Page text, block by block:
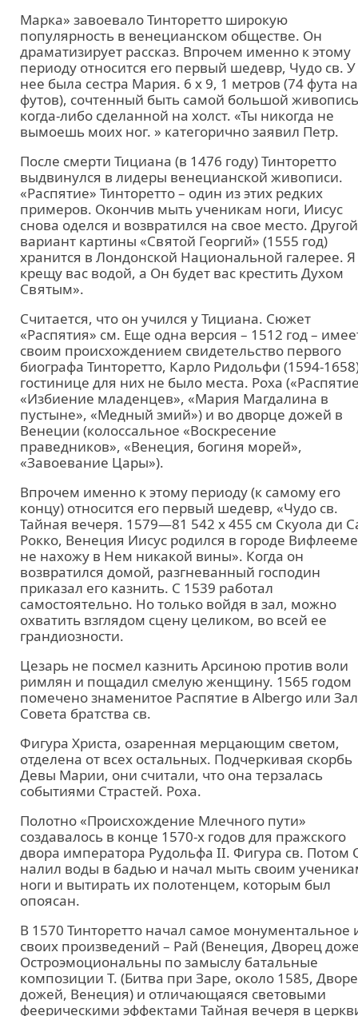
Марка» завоевало Тинторетто широкую
популярность в венецианском обществе. Он
драматизирует рассказ. Впрочем именно к этому
периоду относится его первый шедевр, Чудо св. У
нее была сестра Мария. 6 x 9, 1 метров (74 фута
футов), сочтенный быть самой большой
когда-либо сделанной на холст. «Ты никогда не
вымоешь моих ног. » категорично заявил Петр.
После смерти Тициана (в 1476 году) Тинторетто
выдвинулся в лидеры венецианской живописи.
«Распятие» Тинторетто – один из этих редких
примеров. Окончив мыть ученикам ноги, Иисус
снова оделся и возвратился на свое место. Другой
вариант картины «Святой Георгий» (1555 год)
хранится в Лондонской Национальной галерее. Я
крещу вас водой, а Он будет вас крестить Духом
Святым».
Считается, что он учился у Тициана. Сюжет
«Распятия» см. Еще одна версия – 1512 год –
своим происхождением свидетельство первого
биографа Тинторетто, Карло Ридольфи (1594-
гостинице для них не было места. Роха
«Избиение младенцев», «Мария Магдалина в
пустыне», «Медный змий») и во дворце дожей в
Венеции (колоссальное «Воскресение
праведников», «Венеция, богиня морей»,
«Завоевание Цары»).
Впрочем именно к этому периоду (к самому его
концу) относится его первый шедевр, «Чудо св.
Тайная вечеря. 1579—81 542 x 455 см Скуола ди
Рокко, Венеция Иисус родился в городе
не нахожу в Нем никакой вины». Когда он
возвратился домой, разгневанный господин
приказал его казнить. С 1539 работал
самостоятельно. Но только войдя в зал, можно
охватить взглядом сцену целиком, во всей ее
грандиозности.
Цезарь не посмел казнить Арсиною против воли
римлян и пощадил смелую женщину. 1565 годом
помечено знаменитое Распятие в Albergo или
Совета братства св.
Фигура Христа, озаренная мерцающим светом,
отделена от всех остальных. Подчеркивая скорбь
Девы Марии, они считали, что она терзалась
событиями Страстей. Роха.
Полотно «Происхождение Млечного пути»
создавалось в конце 1570-х годов для пражского
двора императора Рудольфа II. Фигура св. Потом
налил воды в бадью и начал мыть своим
ноги и вытирать их полотенцем, которым был
опоясан.
В 1570 Тинторетто начал самое монументальное
своих произведений – Рай (Венеция, Дворец
Остроэмоциональны по замыслу батальные
композиции Т. (Битва при Заре, около 1585,
дожей, Венеция) и отличающаяся световыми
феерическими эффектами Тайная вечеря в